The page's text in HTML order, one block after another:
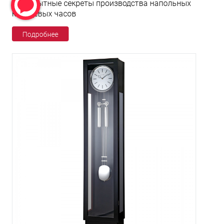
Любопытные секреты производства напольных
кварцевых часов
Подробнее